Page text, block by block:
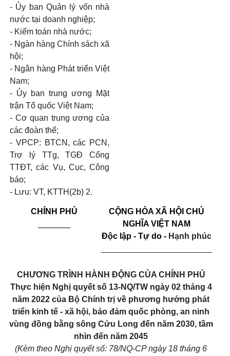
- Ủy ban Quản lý vốn nhà
nước tại doanh nghiệp;
- Kiểm toán nhà nước;
- Ngàn hàng Chính sách xã
hội;
- Ngân hàng Phát triển Việt
Nam;
- Ủy ban trung ương Mặt
trận Tổ quốc Việt Nam;
- Cơ quan trung ương của
các đoàn thể;
- VPCP: BTCN,các PCN,
Trợ lý TTg, TGĐ Cổng
TTĐT, các Vụ, Cục, Công
báo;
- Lưu: VT, KTTH(2b) 2.
CHÍNH PHỦ
CỘNG HÒA XÃ HỘI CHỦ
NGHĨA VIỆT NAM
Độc lập - Tự do - Hạnh phúc
CHƯƠNG TRÌNH HÀNH ĐỘNG CỦA CHÍNH PHỦ
Thực hiện Nghị quyết số 13-NQ/TW ngày 02 tháng 4
năm 2022 của Bộ Chính trị về phương hướng phát
triển kinh tế - xã hội, bảo đảm quốc phòng, an ninh
vùng đồng bằng sông Cửu Long đến năm 2030, tầm
nhìn đến năm 2045
(Kèm theo Nghị quyết số: 78/NQ-CP ngày 18 tháng 6